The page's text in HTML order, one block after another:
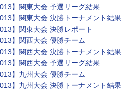
】関東大会 予選リーグ結果
】関東大会 決勝トーナメント結果
】関東大会 決勝レポート
】関西大会 優勝チーム
】関西大会 決勝トーナメント結果
】関西大会 予選リーグ結果
】九州大会 優勝チーム
】九州大会 決勝トーナメント結果